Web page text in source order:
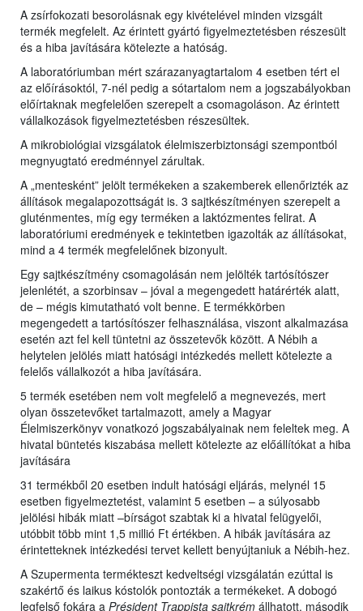
A zsírfokozati besorolásnak egy kivételével minden vizsgált
termék megfelelt. Az érintett gyártó figyelmeztetésben részesült
és a hiba javítására kötelezte a hatóság.
A laboratóriumban mért szárazanyagtartalom 4 esetben tért el
az előírásoktól, 7-nél pedig a sótartalom nem a jogszabályokban
előírtaknak megfelelően szerepelt a csomagoláson. Az érintett
vállalkozások figyelmeztetésben részesültek.
A mikrobiológiai vizsgálatok élelmiszerbiztonsági szempontból
megnyugtató eredménnyel zárultak.
A „mentesként” jelölt termékeken a szakemberek ellenőrizték az
állítások megalapozottságát is. 3 sajtkészítményen szerepelt a
gluténmentes, míg egy terméken a laktózmentes felirat. A
laboratóriumi eredmények e tekintetben igazolták az állításokat,
mind a 4 termék megfelelőnek bizonyult.
Egy sajtkészítmény csomagolásán nem jelölték tartósítószer
jelenlétét, a szorbinsav – jóval a megengedett határérték alatt,
de – mégis kimutatható volt benne. E termékkörben
megengedett a tartósítószer felhasználása, viszont alkalmazása
esetén azt fel kell tüntetni az összetevők között. A Nébih a
helytelen jelölés miatt hatósági intézkedés mellett kötelezte a
felelős vállalkozót a hiba javítására.
5 termék esetében nem volt megfelelő a megnevezés, mert
olyan összetevőket tartalmazott, amely a Magyar
Élelmiszerkönyv vonatkozó jogszabályainak nem feleltek meg. A
hivatal büntetés kiszabása mellett kötelezte az előállítókat a hiba
javítására
31 termékből 20 esetben indult hatósági eljárás, melynél 15
esetben figyelmeztetést, valamint 5 esetben – a súlyosabb
jelölési hibák miatt –bírságot szabtak ki a hivatal felügyelői,
utóbbit több mint 1,5 millió Ft értékben. A hibák javítására az
érintetteknek intézkedési tervet kellett benyújtaniuk a Nébih-hez.
A Szupermenta termékteszt kedveltségi vizsgálatán ezúttal is
szakértő és laikus kóstolók pontozták a termékeket. A dobogó
legfelső fokára a Président Trappista sajtkrém állhatott, második